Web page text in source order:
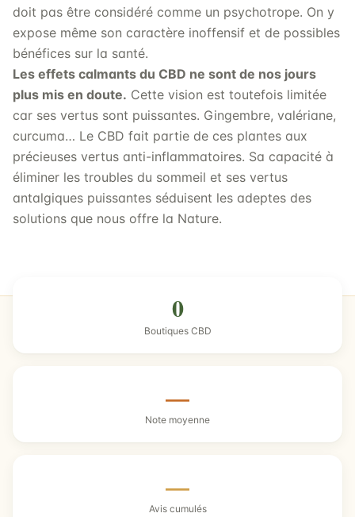
doit pas être considéré comme un psychotrope. On y
expose même son caractère inoffensif et de possibles
bénéfices sur la santé.
Les effets calmants du CBD ne sont de nos jours
plus mis en doute. Cette vision est toutefois limitée
car ses vertus sont puissantes. Gingembre, valériane,
curcuma… Le CBD fait partie de ces plantes aux
précieuses vertus anti-inflammatoires. Sa capacité à
éliminer les troubles du sommeil et ses vertus
antalgiques puissantes séduisent les adeptes des
solutions que nous offre la Nature.
0
Boutiques CBD
—
Note moyenne
—
Avis cumulés